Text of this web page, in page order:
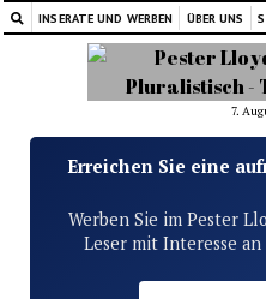
INSERATE UND WERBEN ÜBER UNS
7.
Erreichen Sie eine
Werben Sie im Pester
Leser mit Interesse